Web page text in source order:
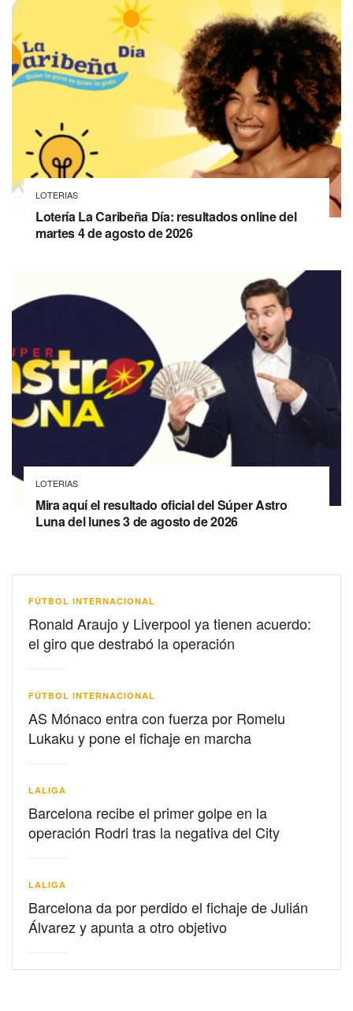
LOTERIAS
Lotería La Caribeña Día: resultados online del
martes 4 de agosto de 2026
LOTERIAS
Mira aquí el resultado oficial del Súper Astro
Luna del lunes 3 de agosto de 2026
FÚTBOL INTERNACIONAL
Ronald Araujo y Liverpool ya tienen acuerdo:
el giro que destrabó la operación
FÚTBOL INTERNACIONAL
AS Mónaco entra con fuerza por Romelu
Lukaku y pone el fichaje en marcha
LALIGA
Barcelona recibe el primer golpe en la
operación Rodri tras la negativa del City
LALIGA
Barcelona da por perdido el fichaje de Julián
Álvarez y apunta a otro objetivo